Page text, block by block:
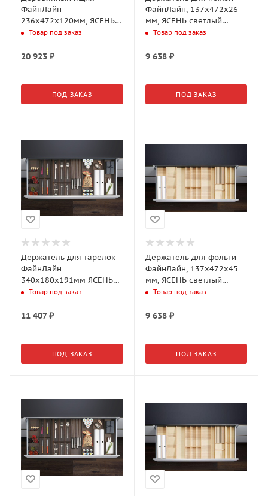
ФайнЛайн
236x472x120мм, ЯСЕНЬ
черный, с ручками
Товар под заказ
20 923 ₽
ПОД ЗАКАЗ
ФайнЛайн, 137x472x26
мм, ЯСЕНЬ светлый
(0091690378)
Товар под заказ
9 638₽
ПОД ЗАКАЗ
Держатель для тарелок
ФайнЛайн
340x180x191мм ЯСЕНЬ
черный (0091970368)
Товар под заказ
11 407₽
ПОД ЗАКАЗ
Держатель для фольги
ФайнЛайн, 137x472x45
мм, ЯСЕНЬ светлый
(0092100378)
Товар под заказ
9 638₽
ПОД ЗАКАЗ